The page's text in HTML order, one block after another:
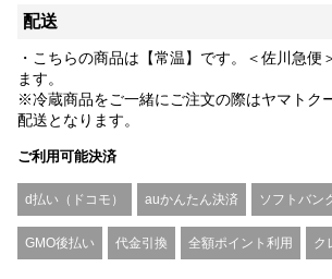
配送
・こちらの商品は【常温】です。＜佐川急便
ます。
※冷蔵商品をご一緒にご注文の際はヤマトク
配送となります。
ご利用可能決済
d払い（ドコモ） auかんたん決済 ソフトバン
GMO後払い 代金引換 全額ポイント利用 ク